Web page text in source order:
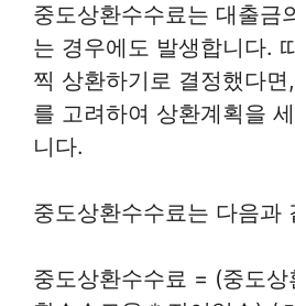
중도상환수수료는 대출금
는 경우에도 발생합니다.
찍 상환하기로 결정했다
를 고려하여 상환계획을
니다.
중도상환수수료는 다음과
중도상환수수료 = (중도